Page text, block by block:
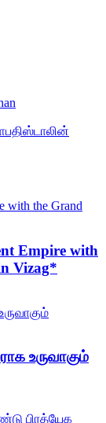
Empire with
Vizag*
உருவாகும்